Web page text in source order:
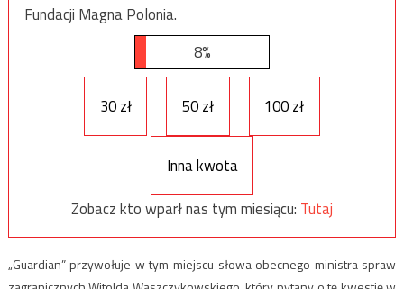
Fundacji Magna Polonia.
8%
30 zł 50 zł 100 zł
Inna kwota
Zobacz kto wparł nas tym miesiącu: Tutaj
„Guardian” przywołuje w tym miejscu słowa obecnego ministra spraw